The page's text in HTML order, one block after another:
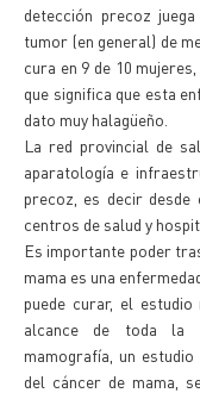
detección precoz
tumor (en general) de
cura en 9 de 10
que significa que esta
dato muy halagüeño.
La red provincial de
aparatología e
precoz, es decir
centros de salud y
Es importante poder
mama es una
puede curar, el
alcance de toda la
mamografía, un
del cáncer de mama,